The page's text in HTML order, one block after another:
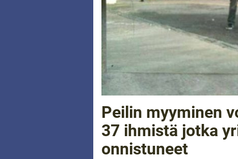
Peilin myyminen
37 ihmistä jotka
onnistuneet